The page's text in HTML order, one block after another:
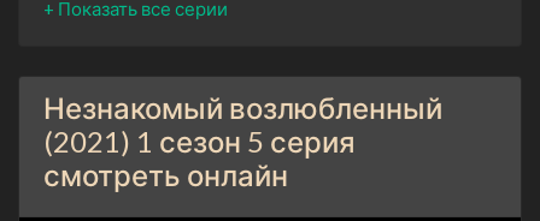
1 сезон 27 серия
1 сезон 26 серия
Episode 26
9 августа 2021
1 сезон 25 серия
Episode 25
9 августа 2021
Незнакомый возлюбленный
(2021) 1 сезон 5 серия
смотреть онлайн